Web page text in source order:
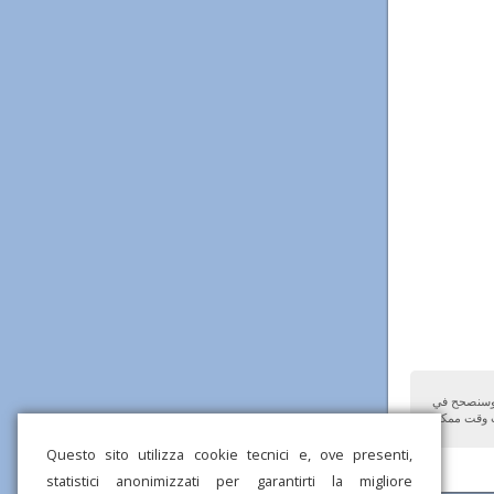
Questo sito utilizza cookie tecnici e, ove presenti,
statistici anonimizzati per garantirti la migliore
وسنصحح في